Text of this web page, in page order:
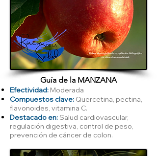
Guía de la MANZANA
Efectividad: Moderada
Compuestos clave: Quercetina, pectina,
flavonoides, vitamina C.
Destacado en:Salud cardiovascular,
regulación digestiva, control de peso,
prevención de cáncer de colon.